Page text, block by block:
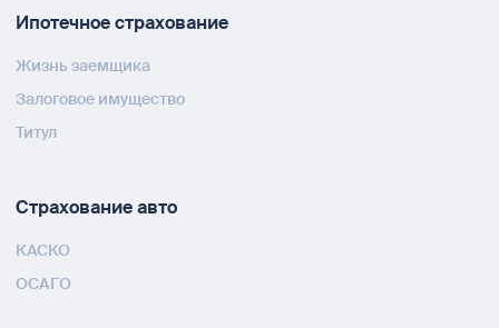
Ипотечное страхование
Жизнь заемщика
Залоговое имущество
Титул
Страхование авто
КАСКО
ОСАГО